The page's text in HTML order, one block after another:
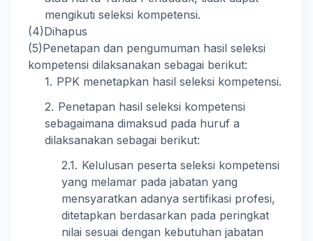
mengikuti seleksi kompetensi.
(4)Dihapus
(5)Penetapan dan pengumuman hasil seleksi
kompetensi dilaksanakan sebagai berikut:
PPK menetapkan hasil seleksi kompetensi.
Penetapan hasil seleksi kompetensi
sebagaimana dimaksud pada huruf a
dilaksanakan sebagai berikut:
Kelulusan peserta seleksi kompetensi
yang melamar pada jabatan yang
mensyaratkan adanya sertifikasi profesi,
ditetapkan berdasarkan pada peringkat
nilai sesuai dengan kebutuhan jabatan